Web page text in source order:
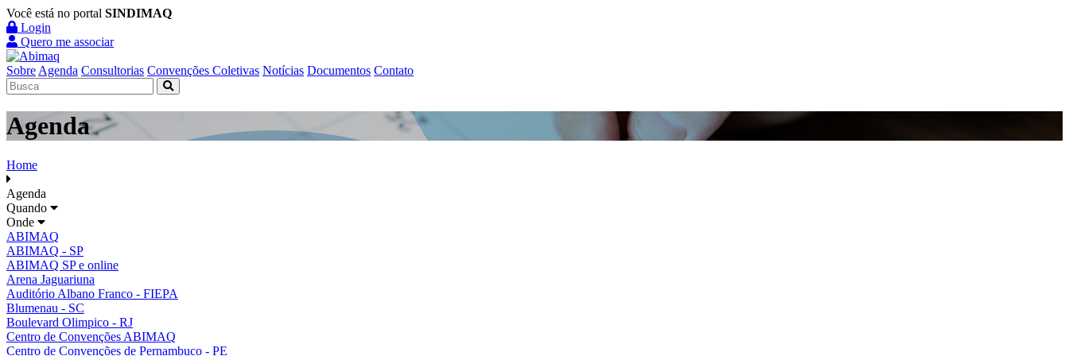
Você está no portal SINDIMAQ
Login
Quero me associar
Sobre Agenda Consultorias Convenções Coletivas Notícias Documentos Contato
Agenda
Home
Agenda
Quando
Onde
ABIMAQ
ABIMAQ - SP
ABIMAQ SP e online
Arena Jaguariuna
Auditório Albano Franco - FIEPA
Blumenau - SC
Boulevard Olimpico - RJ
Centro de Convenções ABIMAQ
Centro de Convenções de Pernambuco - PE